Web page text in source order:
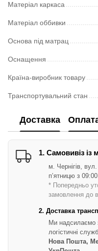
Матеріал каркаса
Матеріал оббивки
Основа під матрац
Оснащення
Країна-виробник товару
Транспортувальний стан
Доставка
1. Самовивіз із
м. Чернігів,
п’ятницю з
* Попередньо
замовлення до
2. Доставка
Ми надсилаємо
логістичні
Нова Пошта,